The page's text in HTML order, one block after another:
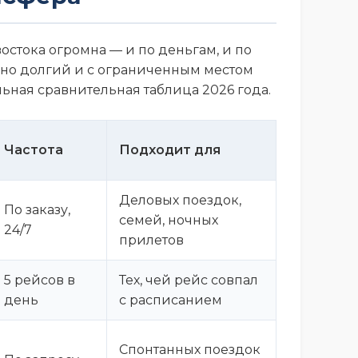
огромна — и по деньгам, и по
долгий и с ограниченным местом
сравнительная таблица 2026 года.
Частота Подходит для
По заказу,
24/7
Деловых поездок,
семей, ночных
прилетов
5 рейсов в
день
Тех, чей рейс совпал
с расписанием
Спонтанных поездок